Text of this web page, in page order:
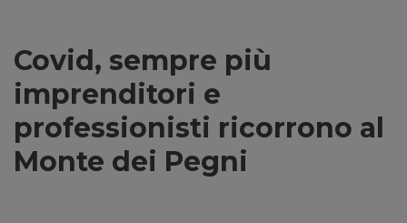
Covid, sempre più
imprenditori e
professionisti ricorrono al
Monte dei Pegni